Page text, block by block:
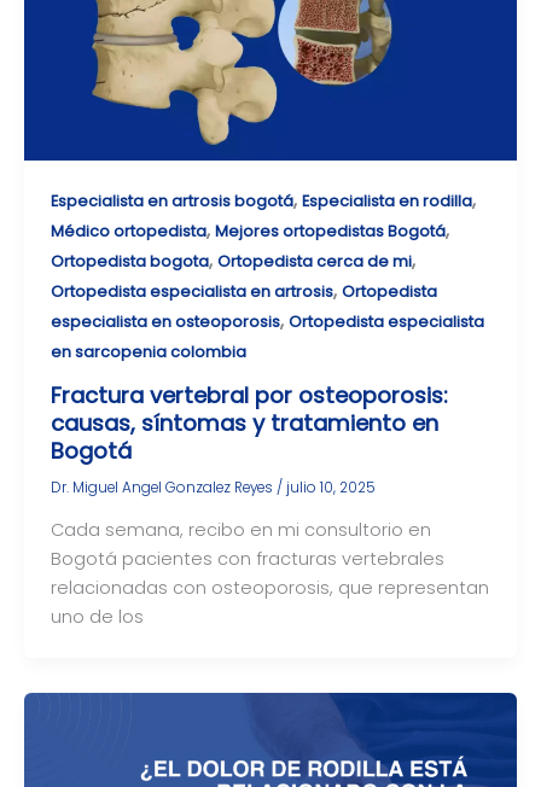
Especialista en artrosis bogotá, Especialista en rodilla,
Médico ortopedista, Mejores ortopedistas Bogotá,
Ortopedista bogota, Ortopedista cerca de mi,
Ortopedista especialista en artrosis, Ortopedista
especialista en osteoporosis, Ortopedista especialista
en sarcopenia colombia
Fractura vertebral por osteoporosis:
causas, síntomas y tratamiento en
Bogotá
Dr. Miguel Angel Gonzalez Reyes / julio 10, 2025
Cada semana, recibo en mi consultorio en
Bogotá pacientes con fracturas vertebrales
relacionadas con osteoporosis, que representan
uno de los